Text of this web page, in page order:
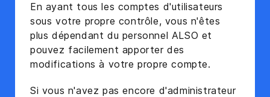
En ayant tous les comptes d'utilisateurs
sous votre propre contrôle, vous n'êtes
plus dépendant du personnel ALSO et
pouvez facilement apporter des
modifications à votre propre compte.
Si vous n'avez pas encore d'administrateur